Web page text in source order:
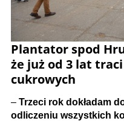
Plantator spod
że już od 3 lat
cukrowych
– Trzeci rok dokładam
odliczeniu wszystkich